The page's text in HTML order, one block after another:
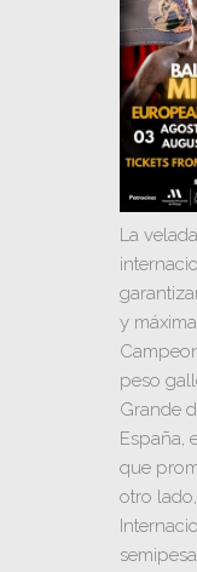
La
y
peso
Grande
España,
que
otro